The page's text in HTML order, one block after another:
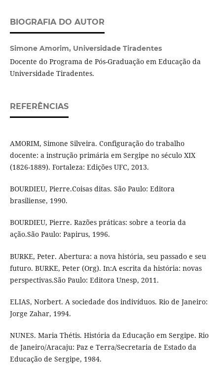
BIOGRAFIA DO AUTOR
Simone Amorim, Universidade Tiradentes
Docente do Programa de Pós-Graduação em Educação da
Universidade Tiradentes.
REFERÊNCIAS
AMORIM, Simone Silveira. Configuração do trabalho
docente: a instrução primária em Sergipe no século XIX
(1826-1889). Fortaleza: Edições UFC, 2013.
BOURDIEU, Pierre.Coisas ditas. São Paulo: Editora
brasiliense, 1990.
BOURDIEU, Pierre. Razões práticas: sobre a teoria da
ação.São Paulo: Papirus, 1996.
BURKE, Peter. Abertura: a nova história, seu passado e seu
futuro. BURKE, Peter (Org). In:A escrita da história: novas
perspectivas.São Paulo: Editora Unesp, 2011.
ELIAS, Norbert. A sociedade dos indivíduos. Rio de Janeiro:
Jorge Zahar, 1994.
NUNES. Maria Thétis. História da Educação em Sergipe. Rio
de Janeiro/Aracaju: Paz e Terra/Secretaria de Estado da
Educação de Sergipe, 1984.